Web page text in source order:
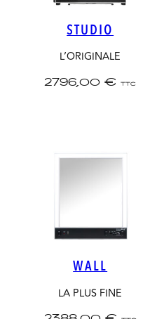
STUDIO
L’ORIGINALE
2796,00€ TTC
WALL
LA PLUS FINE